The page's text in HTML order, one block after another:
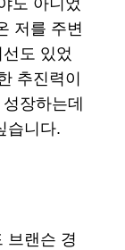
도 아니었
저를 주변
도 있었
추진력이
장하는데
습니다.
브랜슨 경